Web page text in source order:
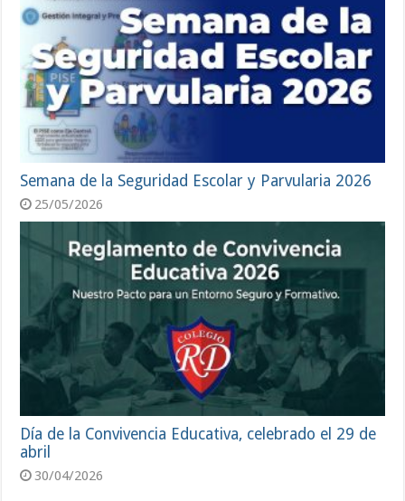
Semana de la Seguridad Escolar y Parvularia 2026
25/05/2026
Día de la Convivencia Educativa, celebrado el 29 de
abril
30/04/2026